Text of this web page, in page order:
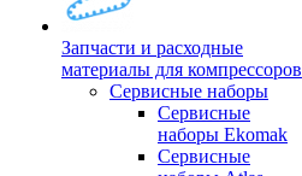
Запчасти и расходные
материалы для компрессоров
Cервисные наборы
Сервисные
наборы Ekomak
Cервисные